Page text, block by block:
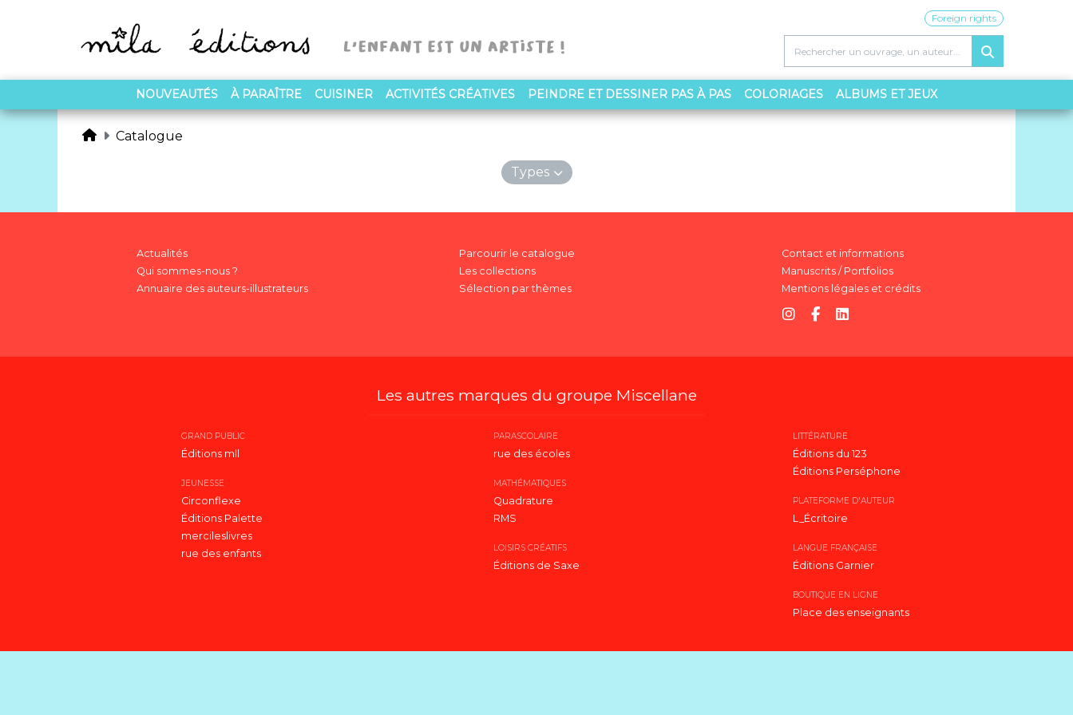
Foreign rights
NOUVEAUTÉS À PARAÎTRE CUISINER ACTIVITÉS CRÉATIVES PEINDRE ET DESSINER PAS À PAS COLORIAGES ALBUMS ET JEUX
Catalogue
Types
Actualités
Qui sommes-nous ?
Annuaire des auteurs-illustrateurs
Parcourir le catalogue
Les collections
Sélection par thèmes
Contact et informations
Manuscrits / Portfolios
Mentions légales et crédits
Les autres marques du groupe Miscellane
GRAND PUBLIC
Éditions mll
JEUNESSE
Circonflexe
Éditions Palette
mercileslivres
rue des enfants
PARASCOLAIRE
rue des écoles
MATHÉMATIQUES
Quadrature
RMS
LOISIRS CRÉATIFS
Éditions de Saxe
LITTÉRATURE
Éditions du 123
Éditions Perséphone
PLATEFORME D'AUTEUR
L_Écritoire
LANGUE FRANÇAISE
Éditions Garnier
BOUTIQUE EN LIGNE
Place des enseignants